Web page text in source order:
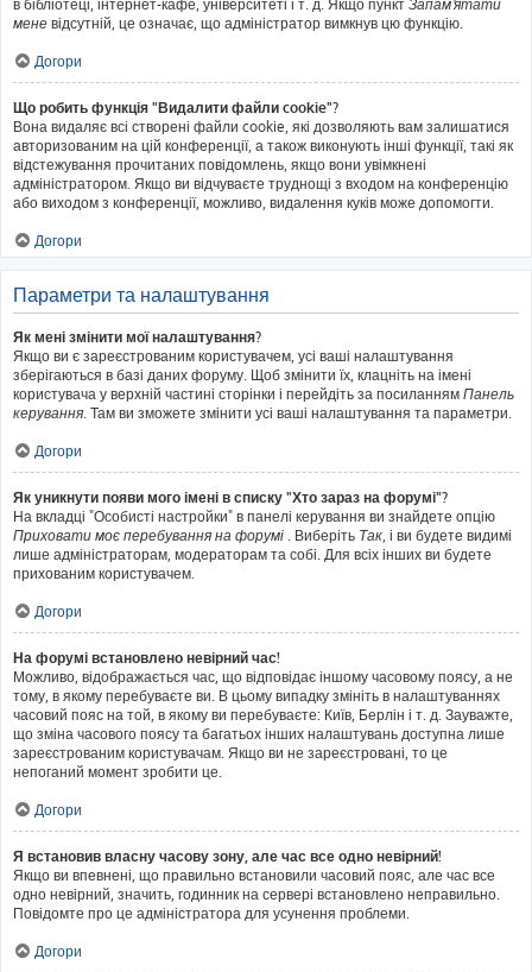
в бібліотеці, інтернет-кафе, університеті і т. д. Якщо пункт Запам'ятати
мене відсутній, це означає, що адміністратор вимкнув цю функцію.
Догори
Що робить функція "Видалити файли cookie"?
Вона видаляє всі створені файли cookie, які дозволяють вам залишатися
авторизованим на цій конференції, а також виконують інші функції, такі як
відстежування прочитаних повідомлень, якщо вони увімкнені
адміністратором. Якщо ви відчуваєте труднощі з входом на конференцію
або виходом з конференції, можливо, видалення куків може допомогти.
Догори
Параметри та налаштування
Як мені змінити мої налаштування?
Якщо ви є зареєстрованим користувачем, усі ваші налаштування
зберігаються в базі даних форуму. Щоб змінити їх, клацніть на імені
користувача у верхній частині сторінки і перейдіть за посиланням Панель
керування. Там ви зможете змінити усі ваші налаштування та параметри.
Догори
Як уникнути появи мого імені в списку "Хто зараз на форумі"?
На вкладці "Особисті настройки" в панелі керування ви знайдете опцію
Приховати моє перебування на форумі . Виберіть Так, і ви будете видимі
лише адміністраторам, модераторам та собі. Для всіх інших ви будете
прихованим користувачем.
Догори
На форумі встановлено невірний час!
Можливо, відображається час, що відповідає іншому часовому поясу, а не
тому, в якому перебуваєте ви. В цьому випадку змініть в налаштуваннях
часовий пояс на той, в якому ви перебуваєте: Київ, Берлін і т. д. Зауважте,
що зміна часового поясу та багатьох інших налаштувань доступна лише
зареєстрованим користувачам. Якщо ви не зареєстровані, то це
непоганий момент зробити це.
Догори
Я встановив власну часову зону, але час все одно невірний!
Якщо ви впевнені, що правильно встановили часовий пояс, але час все
одно невірний, значить, годинник на сервері встановлено неправильно.
Повідомте про це адміністратора для усунення проблеми.
Догори